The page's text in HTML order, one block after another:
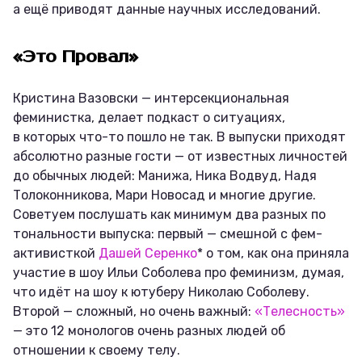
а ещё приводят данные научных исследований.
«Это Провал»
Кристина Вазовски — интерсекциональная
феминистка, делает подкаст о ситуациях,
в которых что-то пошло не так. В выпуски приходят
абсолютно разные гости — от известных личностей
до обычных людей: Манижа, Ника Водвуд, Надя
Толоконникова, Мари Новосад и многие другие.
Советуем послушать как минимум два разных по
тональности выпуска: первый — смешной с фем-
активисткой Дашей Серенко* о том, как она приняла
участие в шоу Ильи Соболева про феминизм, думая,
что идёт на шоу к ютуберу Николаю Соболеву.
Второй — сложный, но очень важный: «Телесность»
— это 12 монологов очень разных людей об
отношении к своему телу.